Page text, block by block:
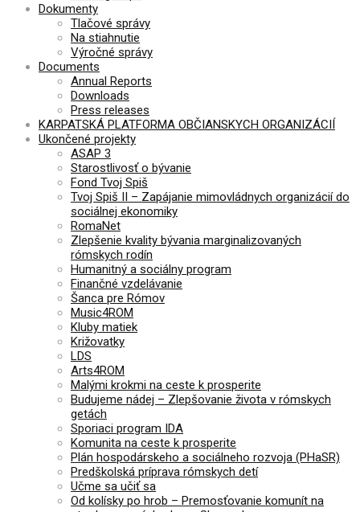
Dokumenty
Tlačové správy
Na stiahnutie
Výročné správy
Documents
Annual Reports
Downloads
Press releases
KARPATSKÁ PLATFORMA OBČIANSKYCH ORGANIZÁCIÍ
Ukončené projekty
ASAP 3
Starostlivosť o bývanie
Fond Tvoj Spiš
Tvoj Spiš II – Zapájanie mimovládnych organizácií do
sociálnej ekonomiky
RomaNet
Zlepšenie kvality bývania marginalizovaných
rómskych rodín
Humanitný a sociálny program
Finančné vzdelávanie
Šanca pre Rómov
Music4ROM
Kluby matiek
Križovatky
LDS
Arts4ROM
Malými krokmi na ceste k prosperite
Budujeme nádej – Zlepšovanie života v rómskych
getách
Sporiaci program IDA
Komunita na ceste k prosperite
Plán hospodárskeho a sociálneho rozvoja (PHaSR)
Predškolská príprava rómskych detí
Učme sa učiť sa
Od kolísky po hrob – Premosťovanie komunít na